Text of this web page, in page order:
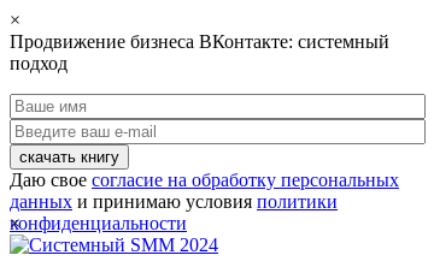
×
Продвижение бизнеса ВКонтакте: системный
подход
скачать книгу
Даю свое согласие на обработку персональных
данных и принимаю условия политики
конфиденциальности
×